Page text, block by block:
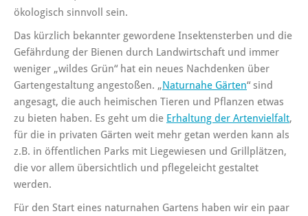
ökologisch sinnvoll sein.
Das kürzlich bekannter gewordene Insektensterben und die
Gefährdung der Bienen durch Landwirtschaft und immer
weniger „wildes Grün“ hat ein neues Nachdenken über
Gartengestaltung angestoßen. „Naturnahe Gärten“ sind
angesagt, die auch heimischen Tieren und Pflanzen etwas
zu bieten haben. Es geht um die Erhaltung der Artenvielfalt,
für die in privaten Gärten weit mehr getan werden kann als
z.B. in öffentlichen Parks mit Liegewiesen und Grillplätzen,
die vor allem übersichtlich und pflegeleicht gestaltet
werden.
Für den Start eines naturnahen Gartens haben wir ein paar